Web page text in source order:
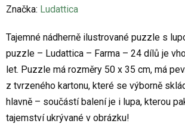
hodnocení
je
0,0
z
5
hvězdiček.
Značka: Ludattica
Tajemné nádherně ilustrované puzzle s
puzzle – Ludattica – Farma – 24 dílů je
let. Puzzle má rozměry 50 x 35 cm, má
z tvrzeného kartonu, které se výborně
hlavně – součástí balení je i lupa, kterou
tajemství ukrývané v obrázku!